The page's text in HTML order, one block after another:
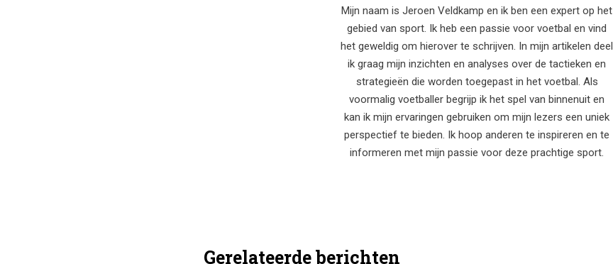
Mijn naam is Jeroen Veldkamp en ik ben een expert op het
gebied van sport. Ik heb een passie voor voetbal en vind
het geweldig om hierover te schrijven. In mijn artikelen deel
ik graag mijn inzichten en analyses over de tactieken en
strategieën die worden toegepast in het voetbal. Als
voormalig voetballer begrijp ik het spel van binnenuit en
kan ik mijn ervaringen gebruiken om mijn lezers een uniek
perspectief te bieden. Ik hoop anderen te inspireren en te
informeren met mijn passie voor deze prachtige sport.
Gerelateerde berichten